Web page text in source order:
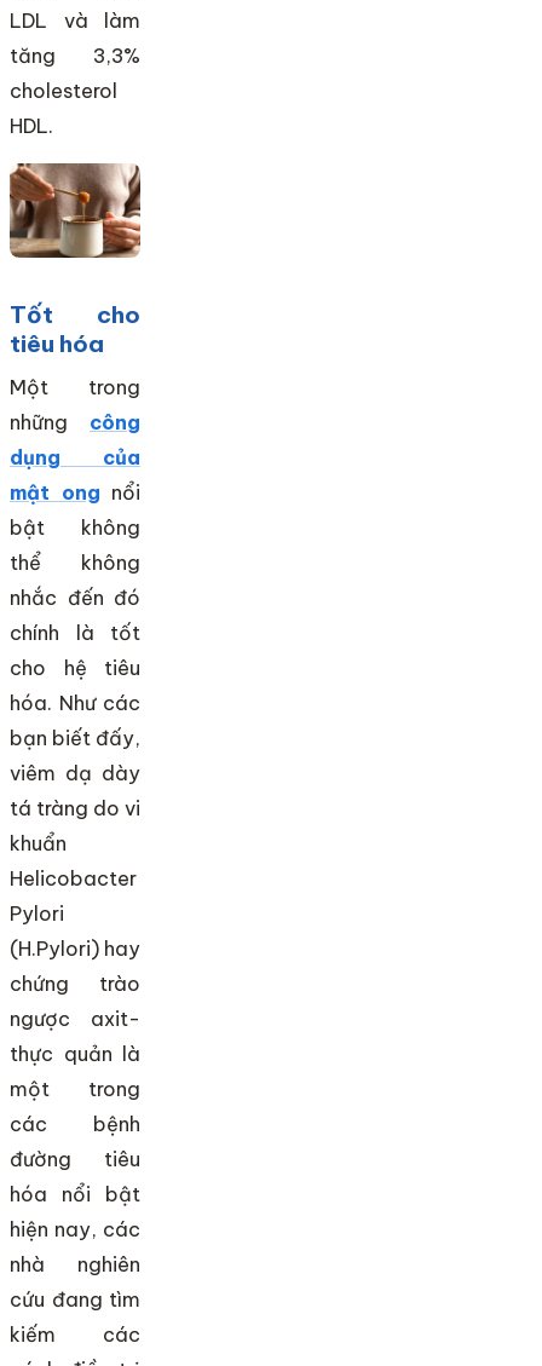
LDL và làm
tăng 3,3%
cholesterol
HDL.
Tốt cho
tiêu hóa
Một trong
những công
dụng của
mật ong nổi
bật không
thể không
nhắc đến đó
chính là tốt
cho hệ tiêu
hóa. Như các
bạn biết đấy,
viêm dạ dày
tá tràng do vi
khuẩn
Helicobacter
Pylori
(H.Pylori) hay
chứng trào
ngược axit-
thực quản là
một trong
các bệnh
đường tiêu
hóa nổi bật
hiện nay, các
nhà nghiên
cứu đang tìm
kiếm các